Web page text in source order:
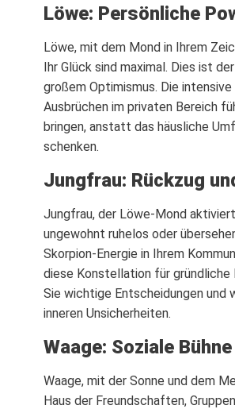
Löwe: Persönliche
Löwe, mit dem Mond in Ihrem
Ihr Glück sind maximal. Dies ist
großem Optimismus. Die
Ausbrüchen im privaten Bereich
bringen, anstatt das häusliche
schenken.
Jungfrau: Rückzug
Jungfrau, der Löwe-Mond
ungewohnt ruhelos oder
Skorpion-Energie in Ihrem
diese Konstellation für
Sie wichtige Entscheidungen und
inneren Unsicherheiten.
Waage: Soziale
Waage, mit der Sonne und dem
Haus der Freundschaften,